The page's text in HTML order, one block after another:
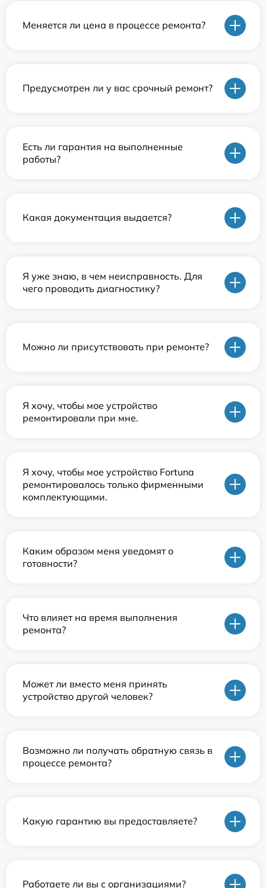
Меняется ли цена в процессе ремонта?
Предусмотрен ли у вас срочный ремонт?
Есть ли гарантия на выполненные
работы?
Какая документация выдается?
Я уже знаю, в чем неисправность. Для
чего проводить диагностику?
Можно ли присутствовать при ремонте?
Я хочу, чтобы мое устройство
ремонтировали при мне.
Я хочу, чтобы мое устройство Fortuna
ремонтировалось только фирменными
комплектующими.
Каким образом меня уведомят о
готовности?
Что влияет на время выполнения
ремонта?
Может ли вместо меня принять
устройство другой человек?
Возможно ли получать обратную связь в
процессе ремонта?
Какую гарантию вы предоставляете?
Работаете ли вы с организациями?